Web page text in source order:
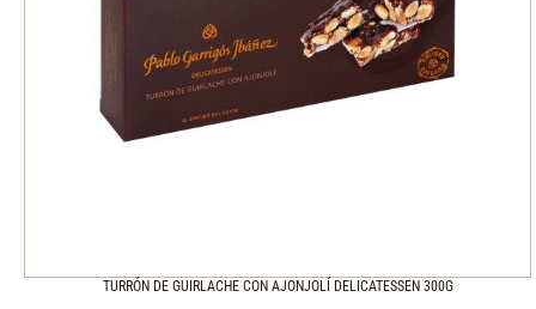
TURRÓN DE GUIRLACHE CON AJONJOLÍ DELICATESSEN 300G